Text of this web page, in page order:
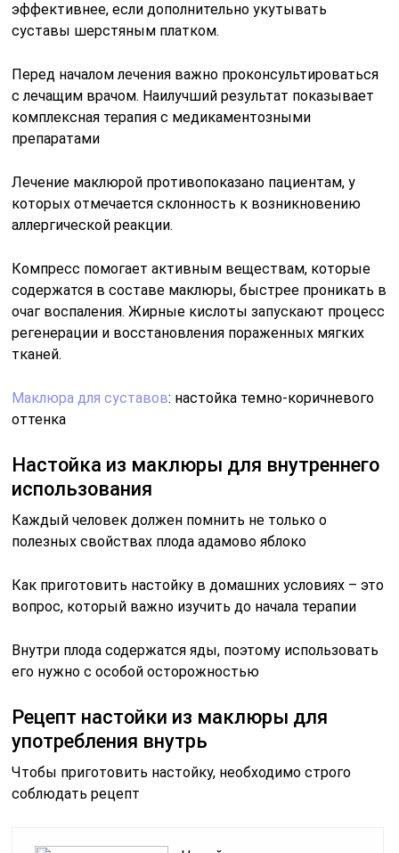
эффективнее, если дополнительно укутывать
суставы шерстяным платком.
Перед началом лечения важно проконсультироваться
с лечащим врачом. Наилучший результат показывает
комплексная терапия с медикаментозными
препаратами
Лечение маклюрой противопоказано пациентам, у
которых отмечается склонность к возникновению
аллергической реакции.
Компресс помогает активным веществам, которые
содержатся в составе маклюры, быстрее проникать в
очаг воспаления. Жирные кислоты запускают процесс
регенерации и восстановления пораженных мягких
тканей.
Маклюра для суставов: настойка темно-коричневого
оттенка
Настойка из маклюры для внутреннего
использования
Каждый человек должен помнить не только о
полезных свойствах плода адамово яблоко
Как приготовить настойку в домашних условиях – это
вопрос, который важно изучить до начала терапии
Внутри плода содержатся яды, поэтому использовать
его нужно с особой осторожностью
Рецепт настойки из маклюры для
употребления внутрь
Чтобы приготовить настойку, необходимо строго
соблюдать рецепт